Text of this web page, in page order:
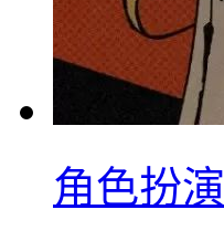
角色扮演